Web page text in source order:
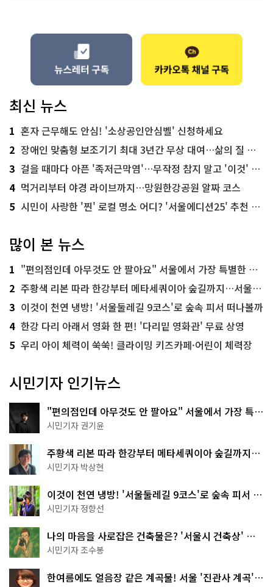
최신 뉴스
1 혼자 근무해도 안심! '소상공인안심벨' 신청하세요
2 장애인 맞춤형 보조기기 최대 3년간 무상 대여…삶의 질 높인다
3 걸을 때마다 아픈 '족저근막염'…무작정 참지 말고 '이것' 해보세요!
4 먹거리부터 야경 라이브까지…망원한강공원 알짜 코스
5 시민이 사랑한 '찐' 로컬 명소 어디? '서울에디션25' 추천 코스
많이 본 뉴스
1 "편의점인데 아무것도 안 팔아요" 서울에서 가장 특별한 편의점의 정체
2 주황색 리본 따라 한강부터 메타세쿼이아 숲길까지…서울둘레길 15코스
3 이것이 천연 냉방! '서울둘레길 9코스'로 숲속 피서 떠나볼까
4 한강 다리 아래서 영화 한 편! '다리밑 영화관' 무료 상영
5 우리 아이 체력이 쑥쑥! 클라이밍 키즈카페·어린이 체력장
시민기자 인기뉴스
"편의점인데 아무것도 안 팔아요" 서울에서 가장 특별
한 편의점의 정체
시민기자 권기윤
주황색 리본 따라 한강부터 메타세쿼이아 숲길까지…
서울둘레길 15코스
시민기자 박상현
이것이 천연 냉방! '서울둘레길 9코스'로 숲속 피서 떠
나볼까
시민기자 정향선
나의 마음을 사로잡은 건축물은? '서울시 건축상' 수
상작 공개!
시민기자 조수봉
한여름에도 얼음장 같은 계곡물! 서울 '진관사 계곡'이